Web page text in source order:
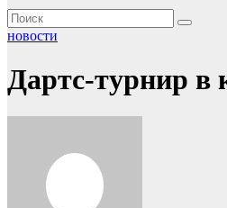
новости
Дартс-турнир в